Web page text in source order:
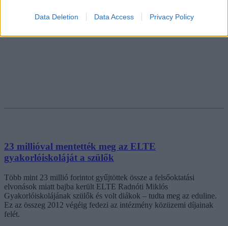
Data Deletion Data Access Privacy Policy
23 millióval mentették meg az ELTE
gyakorlóiskoláját a szülők
Több mint 23 millió forintot gyűjtöttek össze a felsőoktatási
elvonások miatt bajba került ELTE Radnóti Miklós
Gyakorlóiskolájának szülők és volt diákok – tudta meg az eduline.
Ez az összeg 2012 végéig fedezi az intézmény közüzemi díjainak
felét.